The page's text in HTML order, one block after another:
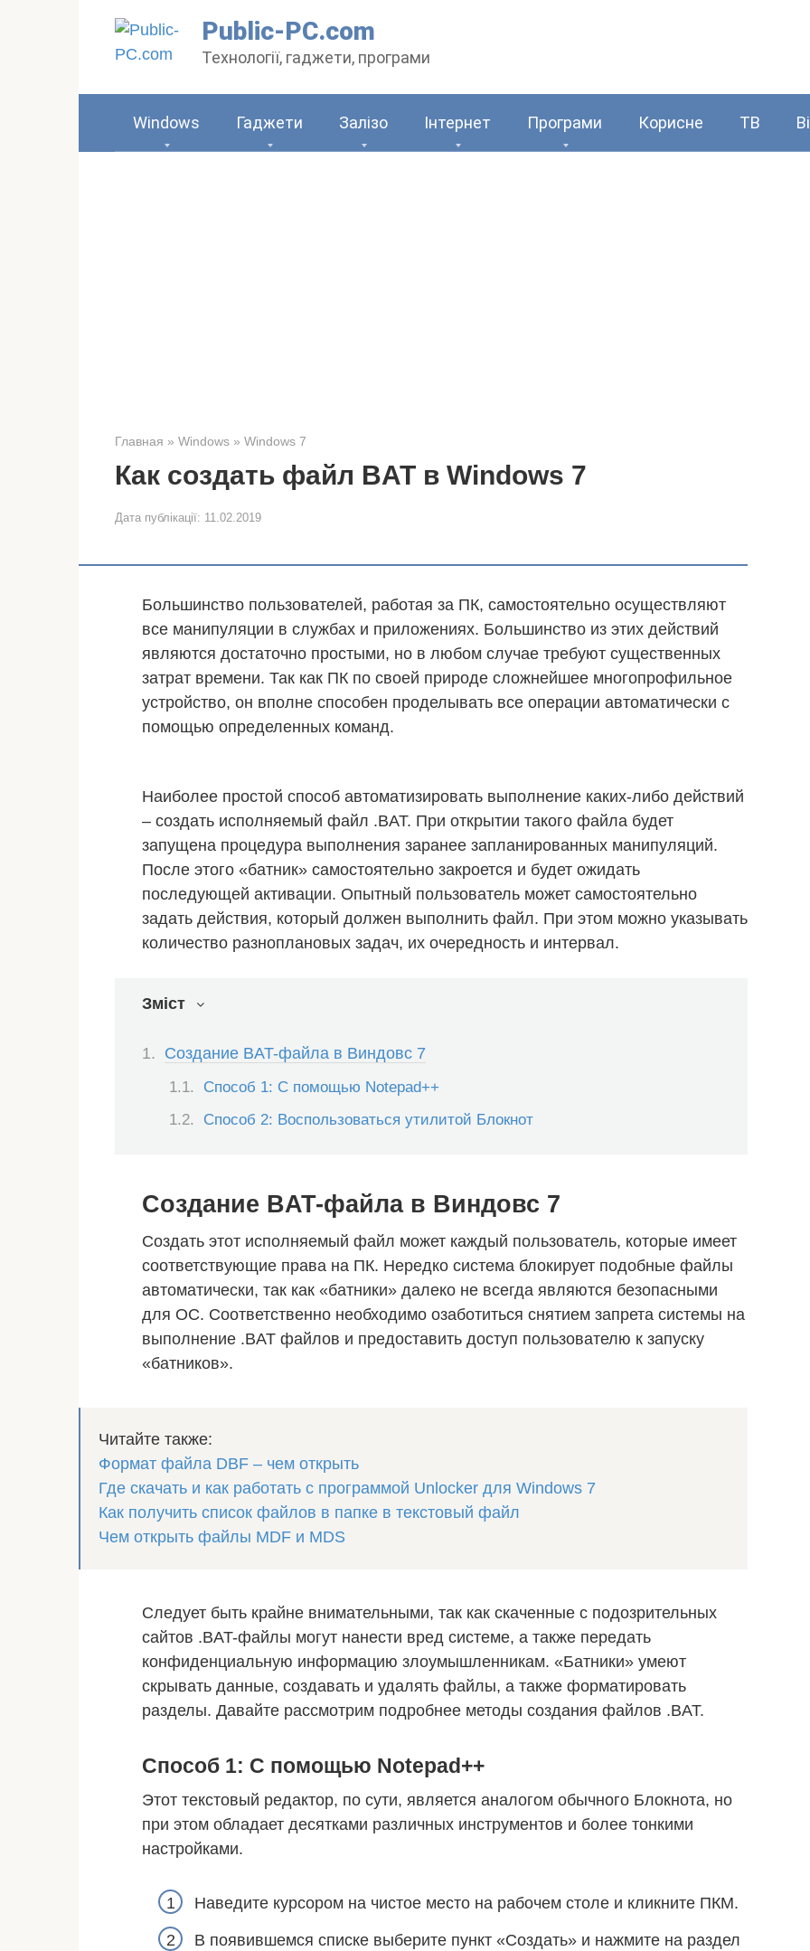
Public-PC.com
Технології, гаджети, програми
Windows Гаджети Залізо Інтернет Програми Корисне ТВ
Главная » Windows » Windows 7
Как создать файл BAT в Windows 7
Дата публікації: 11.02.2019
Большинство пользователей, работая за ПК, самостоятельно осуществляют
все манипуляции в службах и приложениях. Большинство из этих действий
являются достаточно простыми, но в любом случае требуют существенных
затрат времени. Так как ПК по своей природе сложнейшее многопрофильное
устройство, он вполне способен проделывать все операции автоматически с
помощью определенных команд.
Наиболее простой способ автоматизировать выполнение каких-либо действий
– создать исполняемый файл .BAT. При открытии такого файла будет
запущена процедура выполнения заранее запланированных манипуляций.
После этого «батник» самостоятельно закроется и будет ожидать
последующей активации. Опытный пользователь может самостоятельно
задать действия, который должен выполнить файл. При этом можно указывать
количество разноплановых задач, их очередность и интервал.
Зміст
Создание BAT-файла в Виндовс 7
Способ 1: С помощью Notepad++
Способ 2: Воспользоваться утилитой Блокнот
Создание BAT-файла в Виндовс 7
Создать этот исполняемый файл может каждый пользователь, которые имеет
соответствующие права на ПК. Нередко система блокирует подобные файлы
автоматически, так как «батники» далеко не всегда являются безопасными
для ОС. Соответственно необходимо озаботиться снятием запрета системы на
выполнение .BAT файлов и предоставить доступ пользователю к запуску
«батников».
Читайте также:
Формат файла DBF – чем открыть
Где скачать и как работать с программой Unlocker для Windows 7
Как получить список файлов в папке в текстовый файл
Чем открыть файлы MDF и MDS
Следует быть крайне внимательными, так как скаченные с подозрительных
сайтов .BAT-файлы могут нанести вред системе, а также передать
конфиденциальную информацию злоумышленникам. «Батники» умеют
скрывать данные, создавать и удалять файлы, а также форматировать
разделы. Давайте рассмотрим подробнее методы создания файлов .BAT.
Способ 1: С помощью Notepad++
Этот текстовый редактор, по сути, является аналогом обычного Блокнота, но
при этом обладает десятками различных инструментов и более тонкими
настройками.
Наведите курсором на чистое место на рабочем столе и кликните ПКМ.
В появившемся списке выберите пункт «Создать» и нажмите на раздел